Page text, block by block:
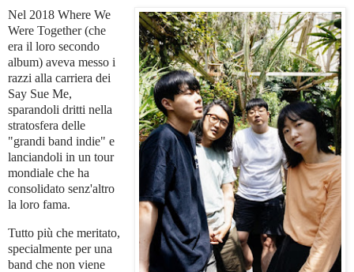
Nel 2018 Where We
Were Together (che
era il loro secondo
album) aveva messo i
razzi alla carriera dei
Say Sue Me,
sparandoli dritti nella
stratosfera delle
"grandi band indie" e
lanciandoli in un tour
mondiale che ha
consolidato senz'altro
la loro fama.
Tutto più che meritato,
specialmente per una
band che non viene